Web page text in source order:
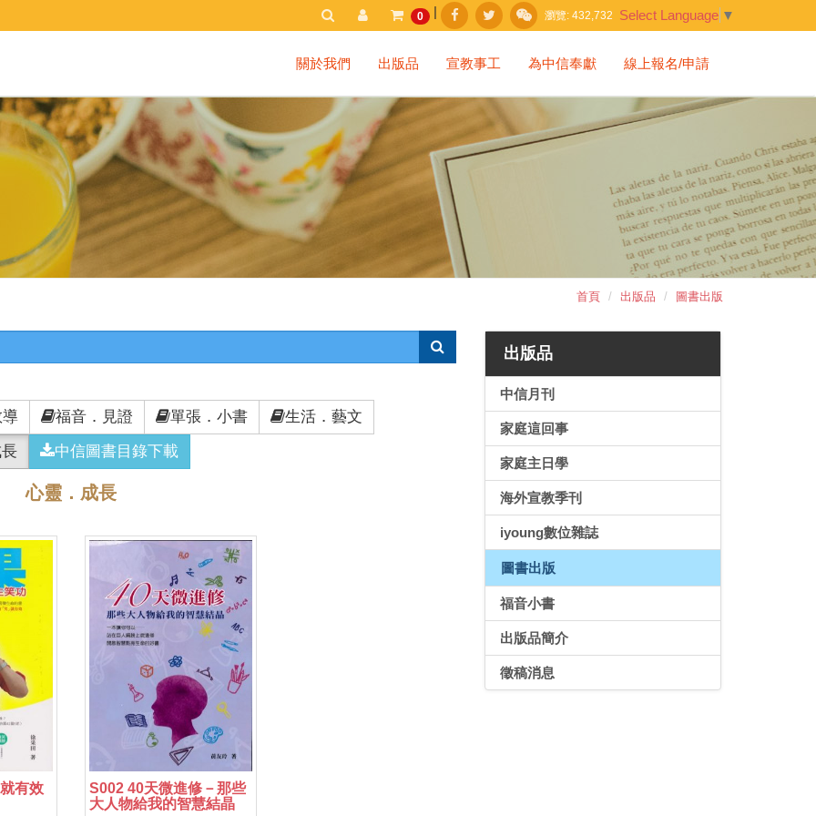
Select Language ▼
瀏覽: 432,732
0 |
關於我們 出版品 宣教事工 為中信奉獻 線上報名/申請
首頁 出版品 圖書出版
福音．見證 單張．小書
生活．藝文
中信圖書目錄下載
心靈．成長
有效
S002 40天微進修－那些
大人物給我的智慧結晶
出版品
中信月刊
家庭這回事
家庭主日學
海外宣教季刊
iyoung數位雜誌
圖書出版
福音小書
出版品簡介
徵稿消息